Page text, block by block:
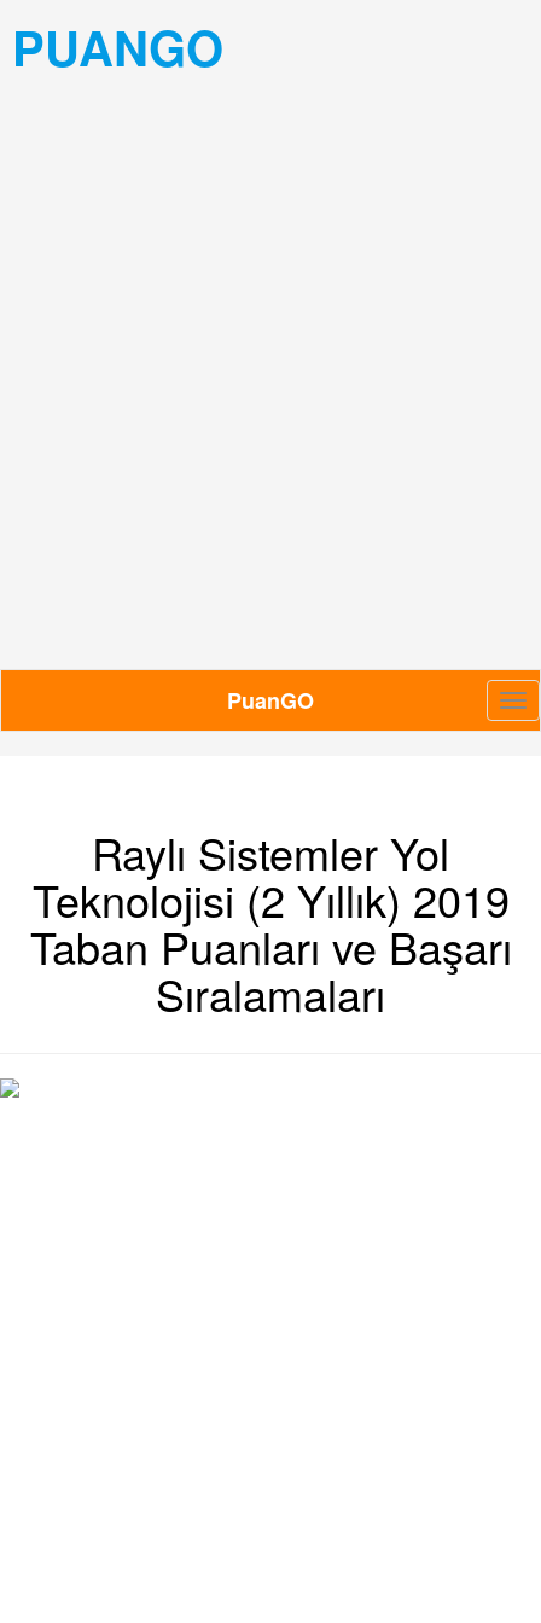
PUANGO
PuanGO
Raylı Sistemler Yol
Teknolojisi (2 Yıllık) 2019
Taban Puanları ve Başarı
Sıralamaları